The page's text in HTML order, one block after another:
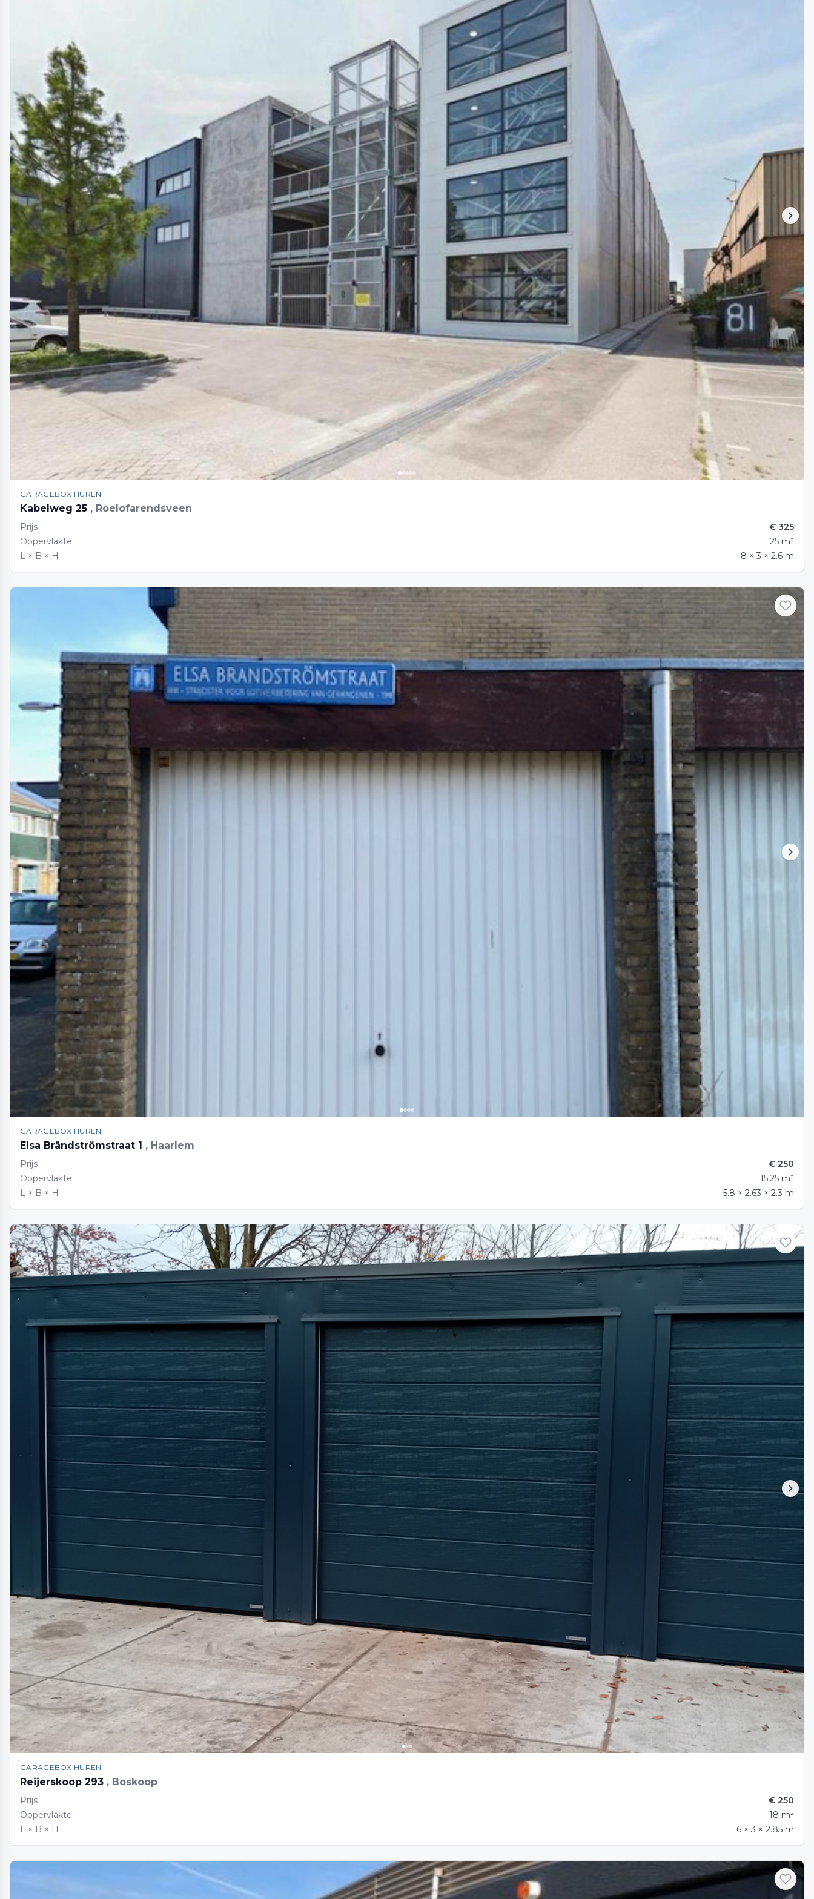
GARAGEBOX HUREN
Kabelweg 25 , Roelofarendsveen
Prijs
€ 325
Oppervlakte
25 m²
L × B × H
8 × 3 × 2.6 m
GARAGEBOX HUREN
Elsa Brändströmstraat 1 , Haarlem
Prijs
€ 250
Oppervlakte
15.25 m²
L × B × H
5.8 × 2.63 × 2.3 m
GARAGEBOX HUREN
Reijerskoop 293 , Boskoop
Prijs
€ 250
Oppervlakte
18 m²
L × B × H
6 × 3 × 2.85 m